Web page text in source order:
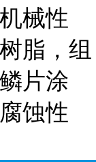
械性
脂，组
片涂
蚀性